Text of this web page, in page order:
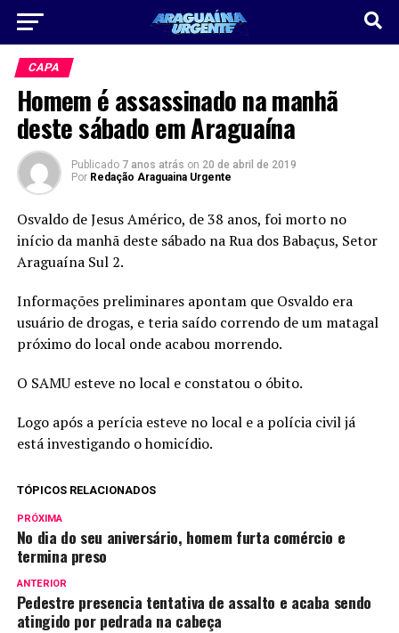
CAPA
Homem é assassinado na manhã
deste sábado em Araguaína
Publicado 7 anos atrás on 20 de abril de 2019
Por Redação Araguaina Urgente
Osvaldo de Jesus Américo, de 38 anos, foi morto no
início da manhã deste sábado na Rua dos Babaçus, Setor
Araguaína Sul 2.
Informações preliminares apontam que Osvaldo era
usuário de drogas, e teria saído correndo de um matagal
próximo do local onde acabou morrendo.
O SAMU esteve no local e constatou o óbito.
Logo após a perícia esteve no local e a polícia civil já
está investigando o homicídio.
TÓPICOS RELACIONADOS
PRÓXIMA
No dia do seu aniversário, homem furta comércio e
termina preso
ANTERIOR
Pedestre presencia tentativa de assalto e acaba sendo
atingido por pedrada na cabeça